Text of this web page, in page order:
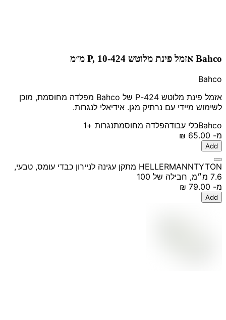
Bahco אזמל פינת מלוטש 424-P, 10 מ״מ
Bahco
אזמל פינת מלוטש 424-P של Bahco מפלדה מחוסמת, מוכן
לשימוש מיידי עם נרתיק מגן. אידיאלי לנגרות.
Bahcoכלי עבודהפלדה מחוסמתנגרות +1
מ-
Add
HELLERMANNTYTON מתקן עגינה לניירון כבדי עומס, טבעי,
7.6 מ״מ, חבילה של 100
מ-
Add